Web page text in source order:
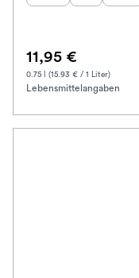
11,95 €
0.75 l (15.93 € / 1 Liter)
Lebensmittelangaben